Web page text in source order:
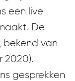
een live
De
bekend van
2020).
gesprekken